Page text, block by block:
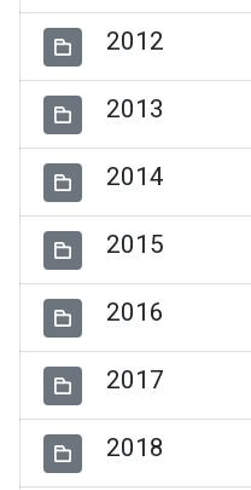
2012
2013
2014
2015
2016
2017
2018